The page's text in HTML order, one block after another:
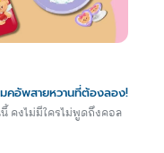
อัพสายหวานที่ต้องลอง!
คงไม่มีใครไม่พูดถึงคอล